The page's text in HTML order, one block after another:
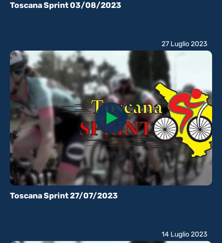
Toscana Sprint 03/08/2023
Toscana Sprint 27/07/2023
27 Luglio 2023
14 Luglio 2023